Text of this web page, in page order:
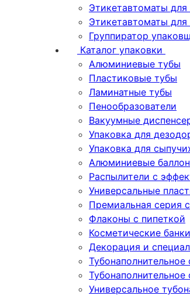
Этикетавтоматы
Этикетавтоматы
Группиратор
Каталог упаковки
Алюминиевые тубы
Пластиковые тубы
Ламинатные тубы
Пенообразователи
Вакуумные
Упаковка для
Упаковка для
Алюминиевые
Распылители с
Универсальные
Премиальная серия
Флаконы с пипеткой
Косметические банки
Декорация и
Универсальное